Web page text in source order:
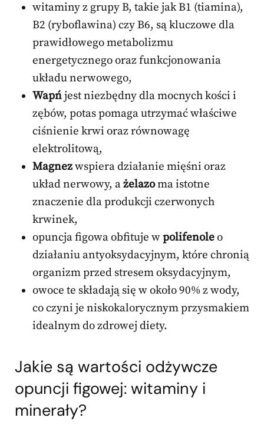
witaminy z grupy B, takie jak B1 (tiamina),
B2 (ryboflawina) czy B6, są kluczowe dla
prawidłowego metabolizmu
energetycznego oraz funkcjonowania
układu nerwowego,
Wapńjest niezbędny dla mocnych kości i
zębów, potas pomaga utrzymać właściwe
ciśnienie krwi oraz równowagę
elektrolitową,
Magnezwspiera działanie mięśni oraz
układ nerwowy, ażelazoma istotne
znaczenie dla produkcji czerwonych
krwinek,
opuncja figowa obfituje wpolifenoleo
działaniu antyoksydacyjnym, które chronią
organizm przed stresem oksydacyjnym,
owoce te składają się w około 90% z wody,
co czyni je niskokalorycznym przysmakiem
idealnym do zdrowej diety.
Jakie są wartości odżywcze
opuncji figowej: witaminy i
minerały?